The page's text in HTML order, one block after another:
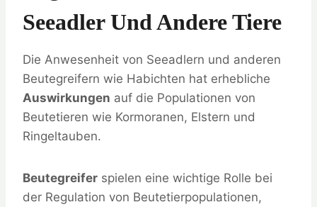
Seeadler Und Andere Tiere
Die Anwesenheit von Seeadlern und anderen
Beutegreifern wie Habichten hat erhebliche
Auswirkungen auf die Populationen von
Beutetieren wie Kormoranen, Elstern und
Ringeltauben.
Beutegreifer spielen eine wichtige Rolle bei
der Regulation von Beutetierpopulationen,